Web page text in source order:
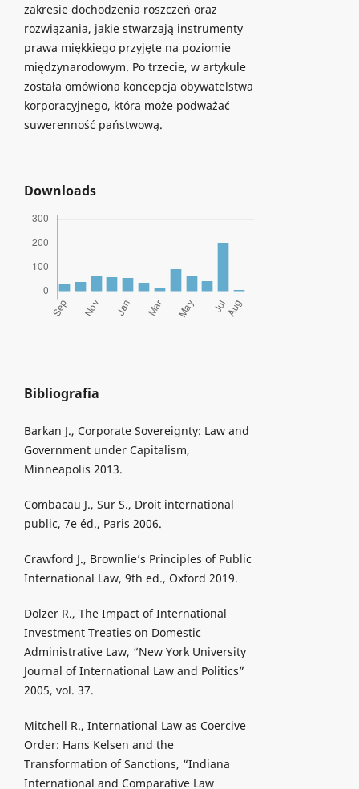
zakresie dochodzenia roszczeń oraz
rozwiązania, jakie stwarzają instrumenty
prawa miękkiego przyjęte na poziomie
międzynarodowym. Po trzecie, w artykule
została omówiona koncepcja obywatelstwa
korporacyjnego, która może podważać
suwerenność państwową.
Downloads
Bibliografia
Barkan J., Corporate Sovereignty: Law and
Government under Capitalism,
Minneapolis 2013.
Combacau J., Sur S., Droit international
public, 7e éd., Paris 2006.
Crawford J., Brownlie’s Principles of Public
International Law, 9th ed., Oxford 2019.
Dolzer R., The Impact of International
Investment Treaties on Domestic
Administrative Law, “New York University
Journal of International Law and Politics”
2005, vol. 37.
Mitchell R., International Law as Coercive
Order: Hans Kelsen and the
Transformation of Sanctions, “Indiana
International and Comparative Law